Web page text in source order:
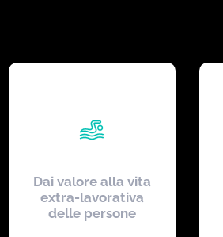
Dai valore alla vita
extra-lavorativa
delle persone